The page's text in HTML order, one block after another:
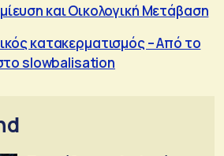
και Οικολογική Μετάβαση
κατακερματισμός – Από το
slowbalisation